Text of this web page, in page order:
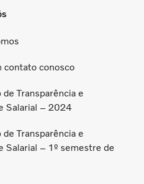
contato conosco
Transparência e
Salarial – 2024
Transparência e
Salarial – 1º semestre de